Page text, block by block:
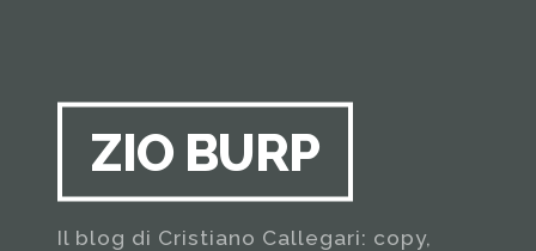
ZIO BURP
Il blog di Cristiano Callegari: copy,